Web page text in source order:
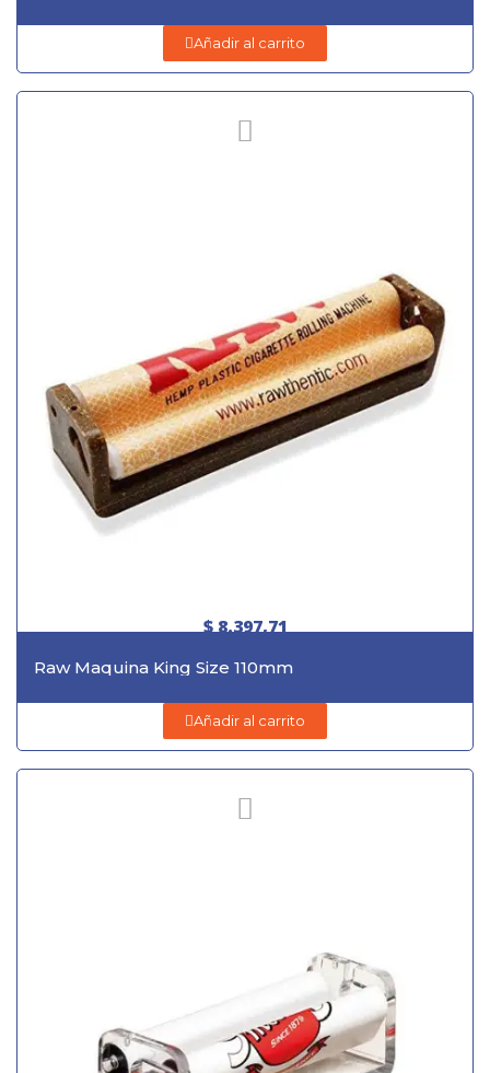
Añadir al carrito
$ 8.397,71
Raw Maquina King Size 110mm
Añadir al carrito